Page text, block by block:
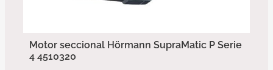
Motor seccional Hörmann SupraMatic P Serie
4 4510320